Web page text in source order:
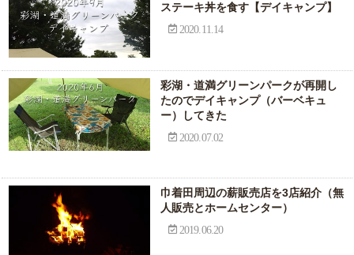
ステーキ丼を食す【デイキャンプ】
2020.11.14
彩湖・道満グリーンパークが再開し
たのでデイキャンプ（バーベキュ
ー）してきた
2020.07.02
巾着田周辺の薪販売店を3店紹介（無
人販売とホームセンター）
2019.06.20